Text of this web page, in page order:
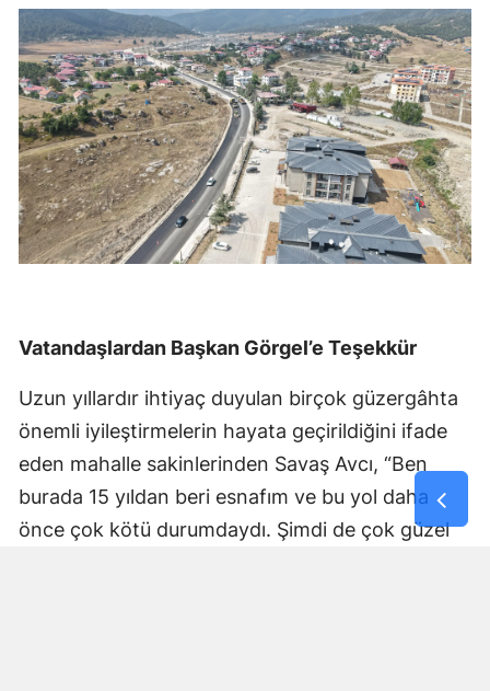
Vatandaşlardan Başkan Görgel’e Teşekkür
Uzun yıllardır ihtiyaç duyulan birçok güzergâhta
önemli iyileştirmelerin hayata geçirildiğini ifade
eden mahalle sakinlerinden Savaş Avcı, “Ben
burada 15 yıldan beri esnafım ve bu yol daha
önce çok kötü durumdaydı. Şimdi de çok güzel